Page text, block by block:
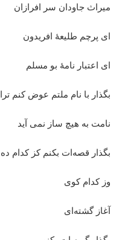
میراث جاودان سر افرازان
ای پرچم طلیعۀ افریدون
ای اعتبار نامۀ بو مسلم
بگذار با نام ملتم عوض کنم ترا
نامت به هیچ ساز نمی آید
بگذار قصه‌ات بکنم کز کدام ده
وز کدام کوی
آغاز گشته‌ای